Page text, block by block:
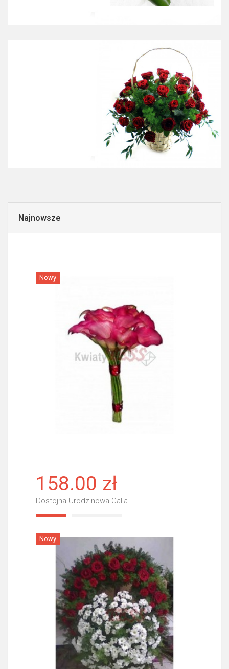
Najnowsze
Nowy
158.00 zł
Dostojna Urodzinowa Calla
Nowy